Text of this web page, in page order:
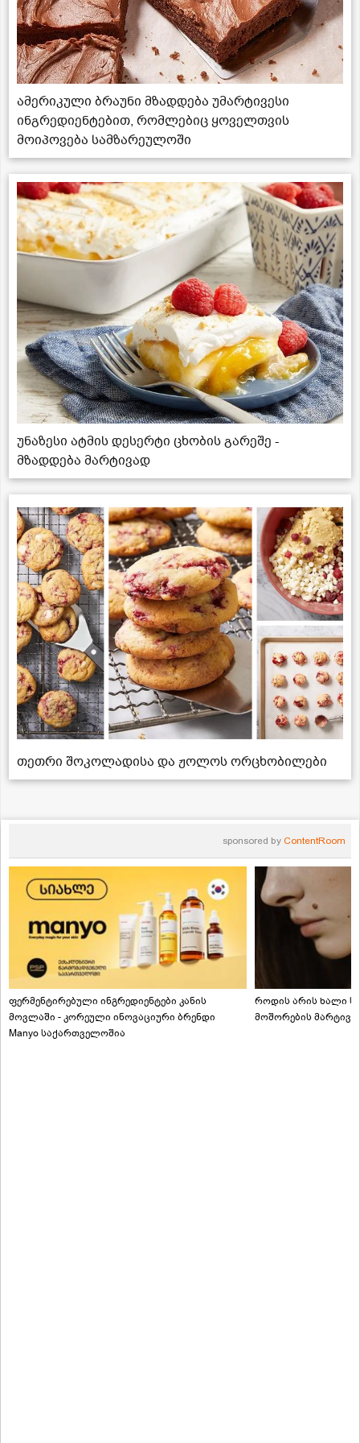
ამერიკული ბრაუნი მზადდება უმარტივესი
ინგრედიენტებით, რომლებიც ყოველთვის
მოიპოვება სამზარეულოში
უნაზესი ატმის დესერტი ცხობის გარეშე -
მზადდება მარტივად
თეთრი შოკოლადისა და ჟოლოს ორცხობილები
sponsored by ContentRoom
ფერმენტირებული ინგრედიენტები კანის
მოვლაში - კორეული ინოვაციური ბრენდი
Manyo საქართველოშია
როდის არის ხალი
მოშორების